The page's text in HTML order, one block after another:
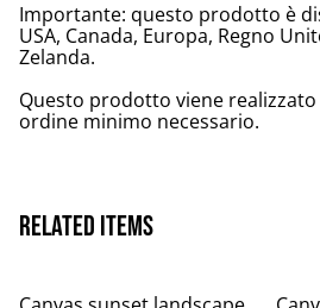
Importante: questo prodotto è
USA, Canada, Europa, Regno
Zelanda.
Questo prodotto viene
ordine minimo necessario.
Related items